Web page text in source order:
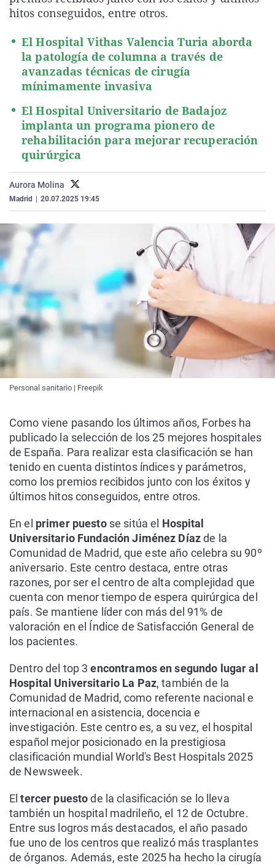
Como el perro y el
Equipo de
Operación Viuda
La Rioja
Navarra
Elecciones
hitos conseguidos, entre otros.
El Hospital Vithas Valencia Turia aborda
la patología de columna a través de
avanzadas técnicas de cirugía
mínimamente invasiva
El Hospital Universitario de Badajoz
implanta un programa pionero de
rehabilitación para mejorar recuperación
quirúrgica
Aurora Molina
Madrid 20.07.2025 19:45
Personal sanitario | Freepik
Como viene pasando los últimos años, Forbes ha
publicado la selección de los 25 mejores hospitales
de España. Para realizar esta clasificación se han
tenido en cuenta distintos índices y parámetros,
como los premios recibidos junto con los éxitos y
últimos hitos conseguidos, entre otros.
En el primer puestose sitúa el Hospital
Universitario Fundación Jiménez Díazde la
Comunidad de Madrid, que este año celebra su 90º
aniversario. Este centro destaca, entre otras
razones, por ser el centro de alta complejidad que
cuenta con menor tiempo de espera quirúrgica del
país. Se mantiene líder con más del 91% de
valoración en el Índice de Satisfacción General de
los pacientes.
Dentro del top 3encontramos en segundo lugar al
Hospital Universitario La Paz, también de la
Comunidad de Madrid, como referente nacional e
internacional en asistencia, docencia e
investigación. Este centro es, a su vez, el hospital
español mejor posicionado en la prestigiosa
clasificación mundial World's Best Hospitals 2025
de Newsweek.
Eltercer puestode la clasificación se lo lleva
también un hospital madrileño, el 12 de Octubre.
Entre sus logros más destacados, el año pasado
fue uno de los centros que realizó más trasplantes
de órganos. Además, este 2025 ha hecho la cirugía